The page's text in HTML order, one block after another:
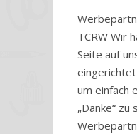
TCRW Wir
Seite auf
um einfach
„Danke“ zu